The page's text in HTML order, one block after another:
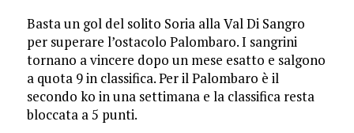
Basta un gol del solito Soria alla Val Di Sangro
per superare l’ostacolo Palombaro. I sangrini
tornano a vincere dopo un mese esatto e salgono
a quota 9 in classifica. Per il Palombaro è il
secondo ko in una settimana e la classifica resta
bloccata a 5 punti.